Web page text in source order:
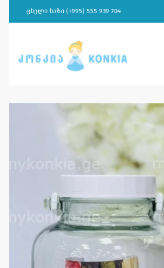
ცხელი ხაზი (+995) 555 939 704